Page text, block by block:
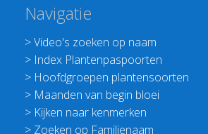
Navigatie
>Video's zoeken op naam
> Index Plantenpaspoorten
> Hoofdgroepen plantensoorten
> Maanden van begin bloei
> Kijken naar kenmerken
> Zoeken op Familienaam